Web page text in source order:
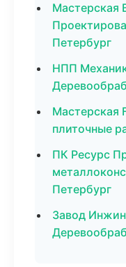
Мастерская
Петербург
НПП
Мастерская
плиточные
ПК Ресурс
Петербург
Завод